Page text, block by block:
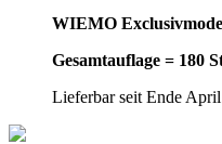
WIEMO
Gesamtauflage = 180
Lieferbar seit Ende